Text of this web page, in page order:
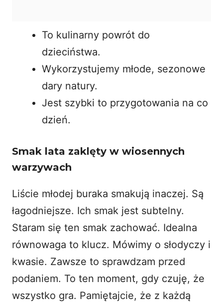
To kulinarny powrót do
dzieciństwa.
Wykorzystujemy młode, sezonowe
dary natury.
Jest szybki to przygotowania na co
dzień.
Smak lata zaklęty w wiosennych
warzywach
Liście młodej buraka smakują inaczej. Są
łagodniejsze. Ich smak jest subtelny.
Staram się ten smak zachować. Idealna
równowaga to klucz. Mówimy o słodyczy i
kwasie. Zawsze to sprawdzam przed
podaniem. To ten moment, gdy czuję, że
wszystko gra. Pamiętajcie, że z każdą